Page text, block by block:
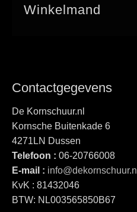
Winkelmand
Contactgegevens
De Kornschuur.nl
Kornsche Buitenkade 6
4271LN Dussen
Telefoon : 06-20766008
E-mail : info@dekornschuur.nl
KvK : 81432046
BTW: NL003565850B67